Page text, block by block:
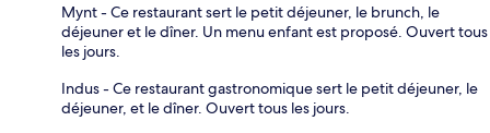
Mynt - Ce restaurant sert le petit déjeuner, le brunch, le
déjeuner et le dîner. Un menu enfant est proposé. Ouvert tous
les jours.
Indus - Ce restaurant gastronomique sert le petit déjeuner, le
déjeuner, et le dîner. Ouvert tous les jours.